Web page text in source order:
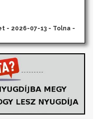
- 2026-07-13 - Tolna -